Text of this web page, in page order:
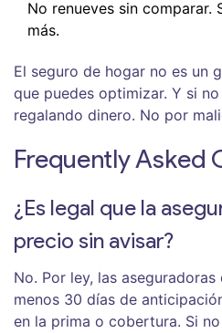
No renueves sin comparar.
más.
El seguro de hogar no es un
que puedes optimizar. Y si
regalando dinero. No por
Frequently Asked
¿Es legal que la
precio sin avisar?
No. Por ley, las
menos 30 días de
en la prima o cobertura. Si